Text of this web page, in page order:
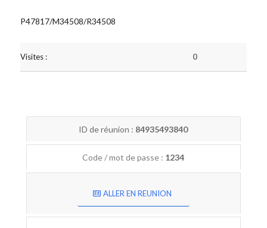
P47817/M34508/R34508
Visites : 0
ID de réunion : 84935493840
Code / mot de passe : 1234
ALLER EN REUNION